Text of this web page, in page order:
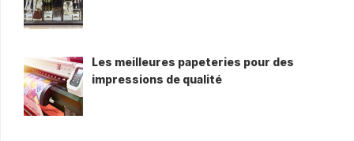
Les meilleures papeteries pour des
impressions de qualité